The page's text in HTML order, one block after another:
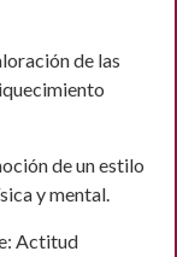
de las
de un estilo
y mental.
Actitud